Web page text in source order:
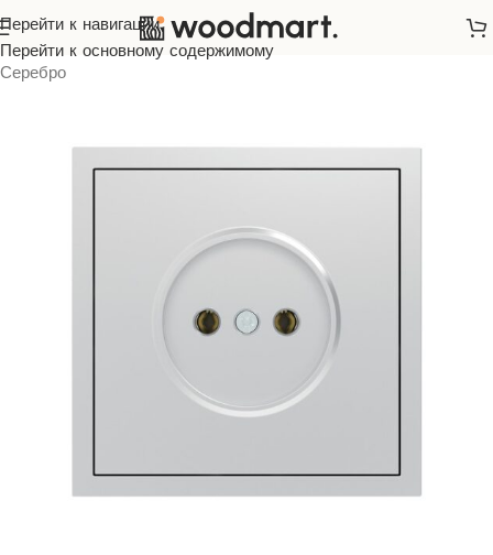
Перейти к навигации
Перейти к основному содержимому
Главная/ Розетки и выключатели/
Серебро